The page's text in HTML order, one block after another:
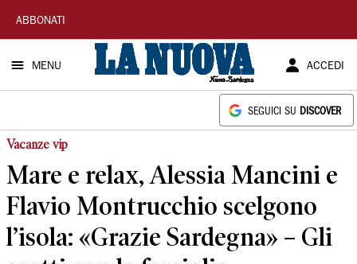
La
Nuova
Sardegna
ABBONATI
MENU ACCEDI
SEGUICI SU DISCOVER
Vacanze vip
Mare e relax, Alessia Mancini e
Flavio Montrucchio scelgono
l’isola: «Grazie Sardegna» – Gli